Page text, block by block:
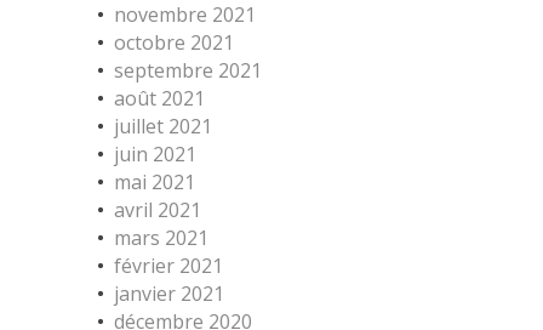
novembre 2021
octobre 2021
septembre 2021
août 2021
juillet 2021
juin 2021
mai 2021
avril 2021
mars 2021
février 2021
janvier 2021
décembre 2020